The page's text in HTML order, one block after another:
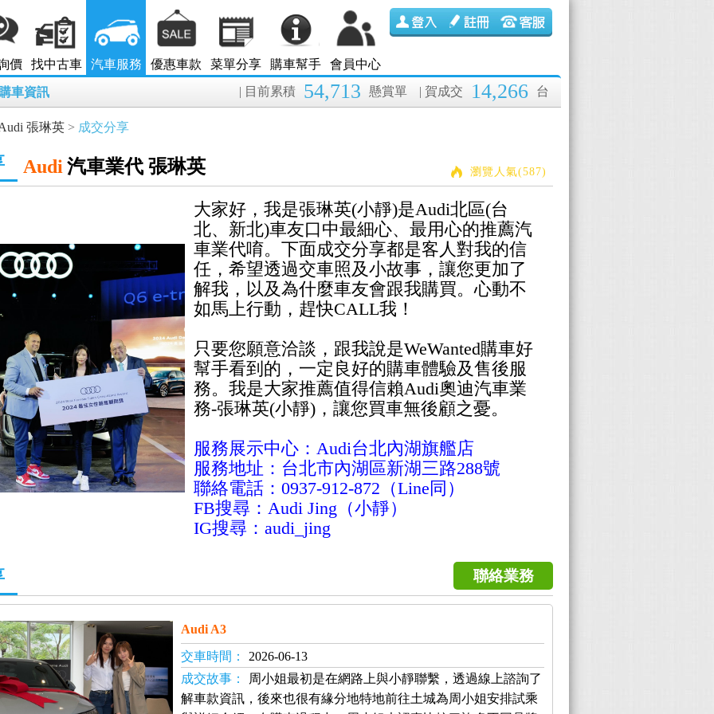
價 找中古車 汽車服務 優惠車款 菜單分享 購車幫手 會員中心
車資訊 | 賀成交 14,266 台
| 目前累積 54,713 懸賞單
張琳英 > 成交分享
Audi 汽車業代 張琳英 瀏覽人氣(587)
大家好，我是張琳英(小靜)是Audi北區(台
北、新北)車友口中最細心、最用心的推薦汽
車業代唷。下面成交分享都是客人對我的信
任，希望透過交車照及小故事，讓您更加了
解我，以及為什麼車友會跟我購買。心動不
如馬上行動，趕快CALL我！
只要您願意洽談，跟我說是WeWanted購車好
幫手看到的，一定良好的購車體驗及售後服
務。我是大家推薦值得信賴Audi奧迪汽車業
務-張琳英(小靜)，讓您買車無後顧之憂。
服務展示中心：Audi台北內湖旗艦店
服務地址：台北市內湖區新湖三路288號
聯絡電話：0937-912-872（Line同）
FB搜尋：Audi Jing（小靜）
IG搜尋：audi_jing
聯絡業務
Audi A3
交車時間：
2026-06-13
成交故事：
周小姐最初是在網路上與小靜聯繫，透過線上諮詢了
解車款資訊，後來也很有緣分地特地前往土城為周小姐安排試乘